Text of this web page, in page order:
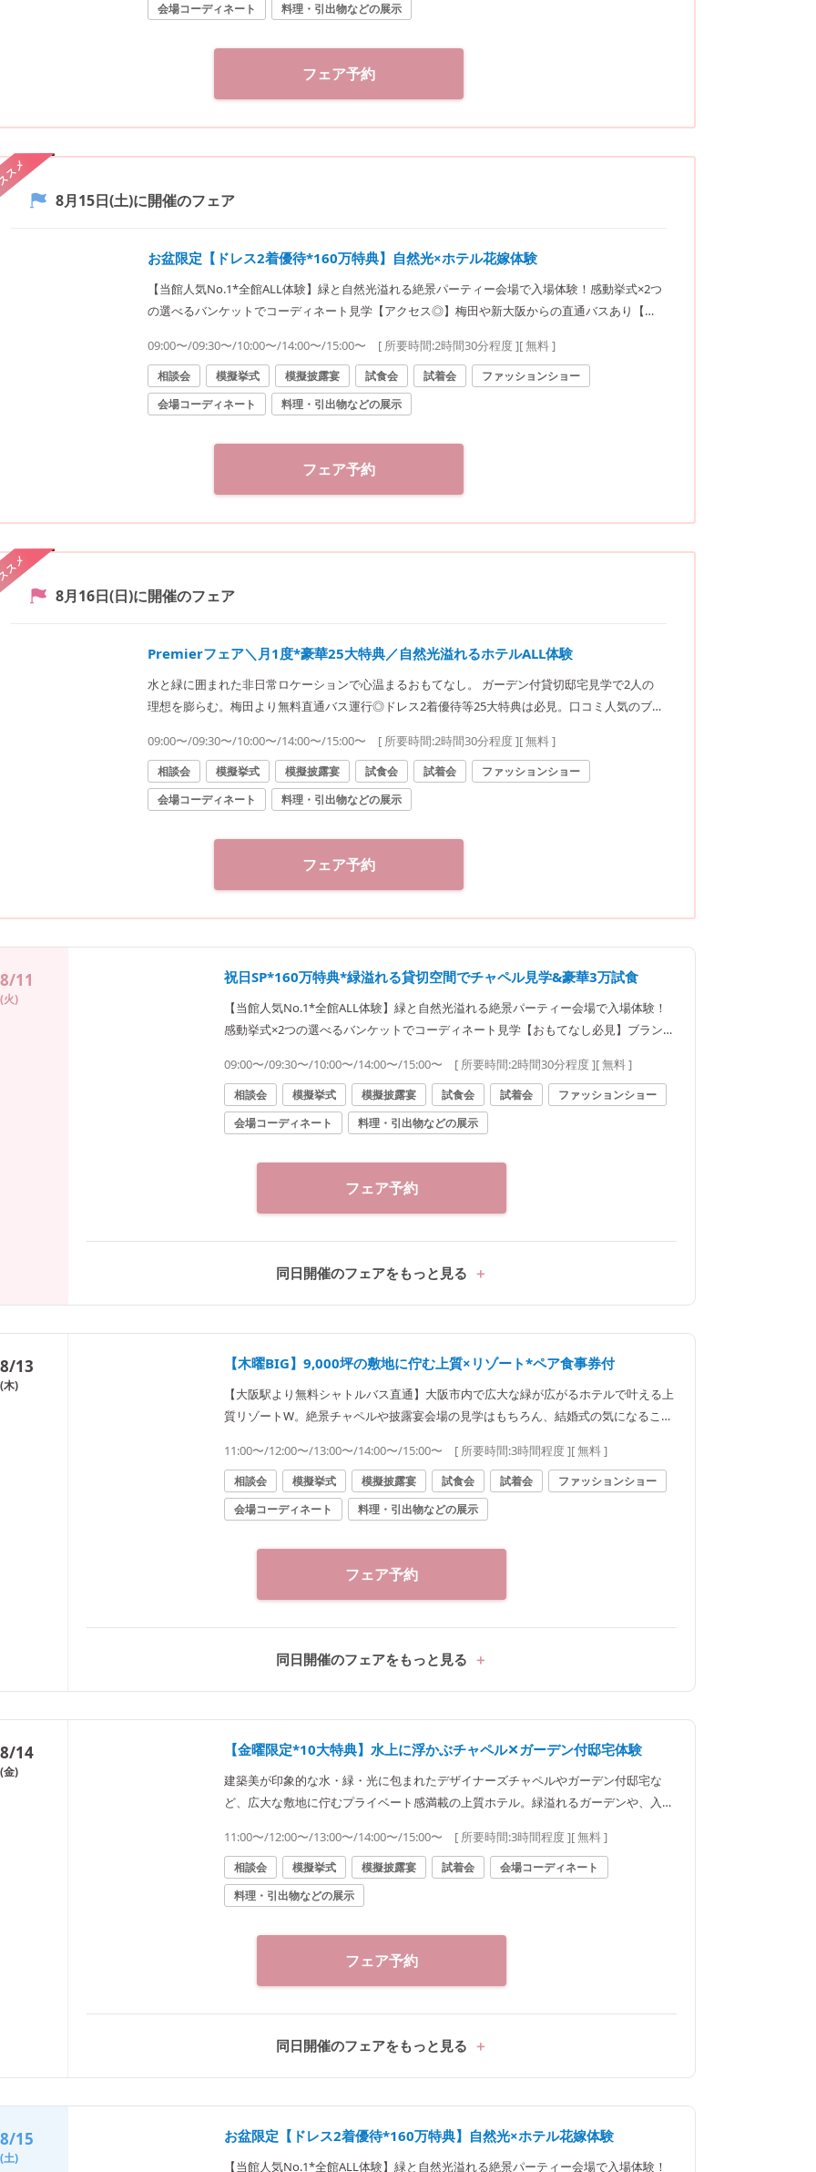
会場コーディネート
料理・引出物などの展示
フェア予約
メ
8月15日(土)に開催のフェア
お盆限定【ドレス2着優待*160万特典】自然光×ホテル花嫁体験
【当館人気No.1*全館ALL体験】緑と自然光溢れる絶景パーティー会場で入場体験！感動挙式×2つ
の選べるバンケットでコーディネート見学【アクセス◎】梅田や新大阪からの直通バスあり【安
09:00〜/09:30〜/10:00〜/14:00〜/15:00〜 [ 所要時間:2時間30分程度][ 無料 ]
相談会 模擬挙式 模擬披露宴 試食会 試着会
ファッションショー
会場コーディネート
料理・引出物などの展示
フェア予約
メ
8月16日(日)に開催のフェア
Premierフェア＼月1度*豪華25大特典／自然光溢れるホテルALL体験
水と緑に囲まれた非日常ロケーションで心温まるおもてなし。 ガーデン付貸切邸宅見学で2人の
理想を膨らむ。梅田より無料直通バス運行◎ドレス2着優待等25大特典は必見。口コミ人気のブ
09:00〜/09:30〜/10:00〜/14:00〜/15:00〜 [ 所要時間:2時間30分程度][ 無料 ]
相談会 模擬挙式 模擬披露宴 試食会 試着会
ファッションショー
会場コーディネート
料理・引出物などの展示
フェア予約
8/11
(火)
祝日SP*160万特典*緑溢れる貸切空間でチャペル見学&豪華3万試食
【当館人気No.1*全館ALL体験】緑と自然光溢れる絶景パーティー会場で入場体験！
感動挙式×2つの選べるバンケットでコーディネート見学【おもてなし必見】ブランド
09:00〜/09:30〜/10:00〜/14:00〜/15:00〜 [ 所要時間:2時間30分程度][ 無料 ]
相談会 模擬挙式 模擬披露宴 試食会 試着会
ファッションショー
会場コーディネート
料理・引出物などの展示
フェア予約
同日開催のフェアをもっと見る
8/13
(木)
【木曜BIG】9,000坪の敷地に佇む上質×リゾート*ペア食事券付
【大阪駅より無料シャトルバス直通】大阪市内で広大な緑が広がるホテルで叶える上
質リゾートW。絶景チャペルや披露宴会場の見学はもちろん、結婚式の気になること
11:00〜/12:00〜/13:00〜/14:00〜/15:00〜 [ 所要時間:3時間程度][ 無料 ]
相談会 模擬挙式 模擬披露宴 試食会 試着会
ファッションショー
会場コーディネート
料理・引出物などの展示
フェア予約
同日開催のフェアをもっと見る
8/14
(金)
【金曜限定*10大特典】水上に浮かぶチャペル✕ガーデン付邸宅体験
建築美が印象的な水・緑・光に包まれたデザイナーズチャペルやガーデン付邸宅な
ど、広大な敷地に佇むプライベート感満載の上質ホテル。緑溢れるガーデンや、入場
11:00〜/12:00〜/13:00〜/14:00〜/15:00〜 [ 所要時間:3時間程度][ 無料 ]
相談会 模擬挙式 模擬披露宴 試着会
会場コーディネート
料理・引出物などの展示
フェア予約
同日開催のフェアをもっと見る
8/15
(土)
お盆限定【ドレス2着優待*160万特典】自然光×ホテル花嫁体験
【当館人気No.1*全館ALL体験】緑と自然光溢れる絶景パーティー会場で入場体験！